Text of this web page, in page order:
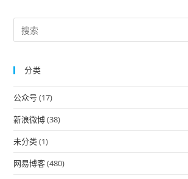
分类
公众号 (17)
新浪微博(38)
未分类(1)
网易博客(480)